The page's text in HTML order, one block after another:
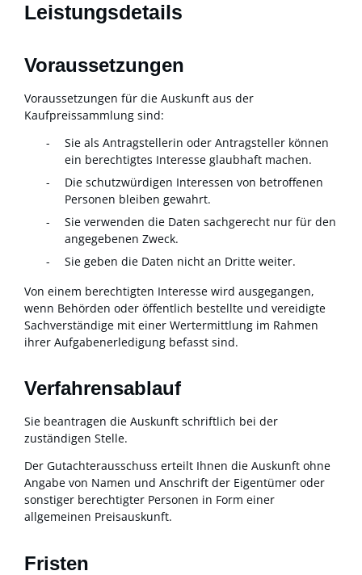
Leistungsdetails
Voraussetzungen
Voraussetzungen für die Auskunft aus der
Kaufpreissammlung sind:
Sie als Antragstellerin oder Antragsteller können
ein berechtigtes Interesse glaubhaft machen.
Die schutzwürdigen Interessen von betroffenen
Personen bleiben gewahrt.
Sie verwenden die Daten sachgerecht nur für den
angegebenen Zweck.
Sie geben die Daten nicht an Dritte weiter.
Von einem berechtigten Interesse wird ausgegangen,
wenn Behörden oder öffentlich bestellte und vereidigte
Sachverständige mit einer Wertermittlung im Rahmen
ihrer Aufgabenerledigung befasst sind.
Verfahrensablauf
Sie beantragen die Auskunft schriftlich bei der
zuständigen Stelle.
Der Gutachterausschuss erteilt Ihnen die Auskunft ohne
Angabe von Namen und Anschrift der Eigentümer oder
sonstiger berechtigter Personen in Form einer
allgemeinen Preisauskunft.
Fristen